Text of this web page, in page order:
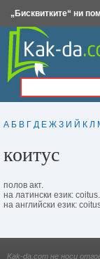
А Б В Г Д Е Ж З И Й К Л
коитус
полов акт.
на латински език: coitus.
на английски език:
Insert.bg Framar.bg
Kak-da.com не носи
„Бисквитките“ ни